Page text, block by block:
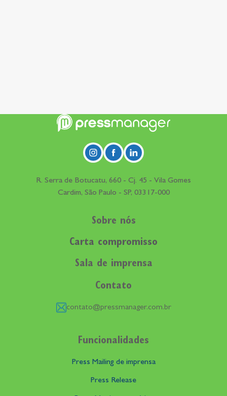
R. Serra de Botucatu, 660 - Cj. 45 - Vila Gomes
Cardim, São Paulo - SP, 03317-000
Sobre nós
Carta compromisso
Sala de imprensa
Contato
contato@pressmanager.com.br
Funcionalidades
Press Mailing de imprensa
Press Release